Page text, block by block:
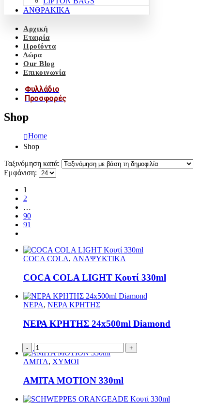
ΑΝΘΡΑΚΙΚΑ
Αρχική
Εταιρία
Προϊόντα
Δώρα
Our Blog
Επικοινωνία
Φυλλάδιο
Προσφορές
Shop
Home
Shop
Ταξινόμηση κατά:
Εμφάνιση:
1
2
…
90
91
COCA COLA, ΑΝΑΨΥΚΤΙΚΑ
COCA COLA LIGHT Κουτί 330ml
ΝΕΡΑ, ΝΕΡΑ ΚΡΗΤΗΣ
ΝΕΡΑ ΚΡΗΤΗΣ 24x500ml Diamond
- +
ΑΜΙΤΑ, ΧΥΜΟΙ
AMITA MOTION 330ml